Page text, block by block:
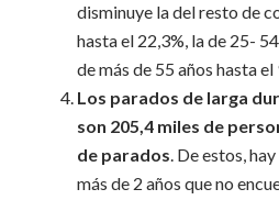
disminuye la del resto de
hasta el 22,3%, la de 25-
de más de 55 años hasta el
Los parados de larga
son 205,4 miles de
de parados. De estos,
más de 2 años que no